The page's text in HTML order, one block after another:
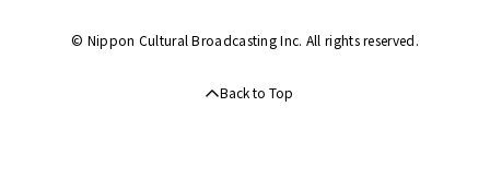
© Nippon Cultural Broadcasting Inc. All rights reserved.
Back to Top